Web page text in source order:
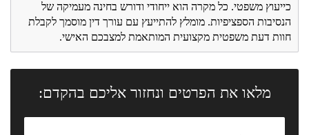
כייעוץ משפטי. כל מקרה הוא ייחודי ודורש בחינה מעמיקה של
הנסיבות הספציפיות. מומלץ להתייעץ עם עורך דין מוסמך לקבלת
חוות דעת משפטית מקצועית המותאמת למצבכם האישי.
מלאו את הפרטים ונחזור אליכם בהקדם: